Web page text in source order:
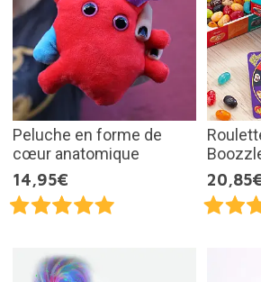
Peluche en forme de
cœur anatomique
14,95€